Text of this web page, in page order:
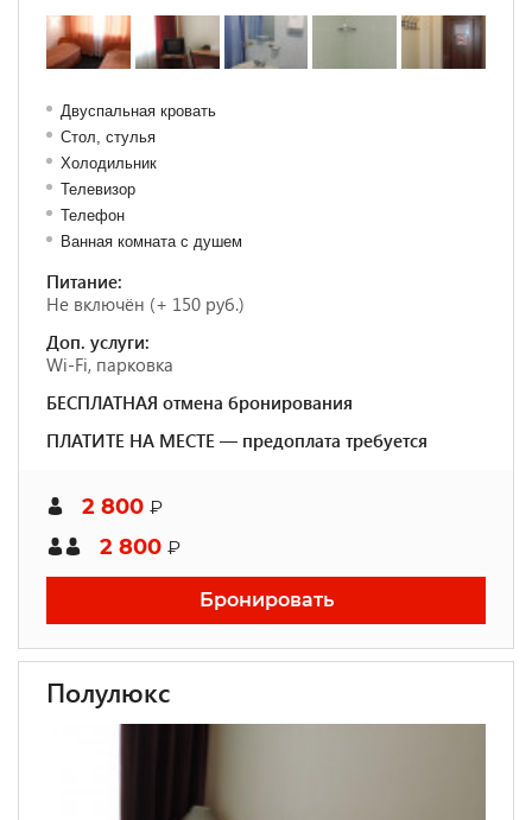
Двуспальная кровать
Стол, стулья
Холодильник
Телевизор
Телефон
Ванная комната с душем
Питание:
Не включён (+ 150 руб.)
Доп. услуги:
Wi-Fi, парковка
БЕСПЛАТНАЯ отмена бронирования
ПЛАТИТЕ НА МЕСТЕ — предоплата требуется
2 800 ₽
2 800 ₽
Бронировать
Полулюкс